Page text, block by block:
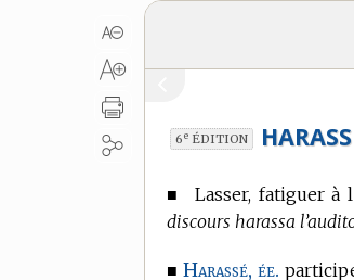
6e ÉDITION
■Lasser, fatiguer à
discours harassa
■Harassé, ée.